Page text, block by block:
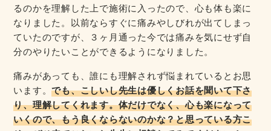
るのかを理解した上で施術に入ったので、心も体も楽に
なりました。以前ならすぐに痛みやしびれが出てしまっ
ていたのですが、３ヶ月通った今では痛みを気にせず自
分のやりたいことができるようになりました。
痛みがあっても、誰にも理解されず悩まれているとお思
います。でも、こしいし先生は優しくお話を聞いて下さ
り、理解してくれます。体だけでなく、心も楽になって
いくので、もう良くならないのかな？と思っている方こ